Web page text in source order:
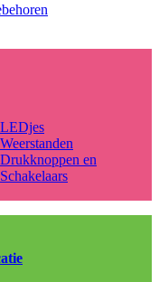
LEDjes
Weerstanden
Drukknoppen en
Schakelaars